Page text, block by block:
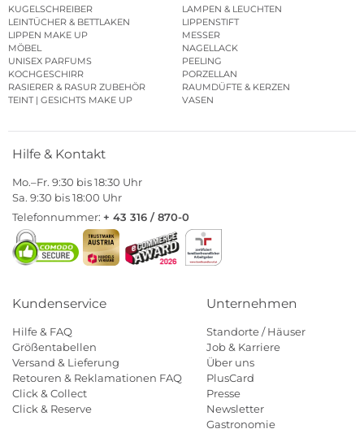
KUGELSCHREIBER
LAMPEN & LEUCHTEN
LEINTÜCHER & BETTLAKEN
LIPPENSTIFT
LIPPEN MAKE UP
MESSER
MÖBEL
NAGELLACK
UNISEX PARFUMS
PEELING
KOCHGESCHIRR
PORZELLAN
RASIERER & RASUR ZUBEHÖR
RAUMDÜFTE & KERZEN
TEINT | GESICHTS MAKE UP
VASEN
Hilfe & Kontakt
Mo.–Fr. 9:30 bis 18:30 Uhr
Sa. 9:30 bis 18:00 Uhr
Telefonnummer: + 43 316 / 870-0
Kundenservice
Hilfe & FAQ
Größentabellen
Versand & Lieferung
Retouren & Reklamationen FAQ
Click & Collect
Click & Reserve
Unternehmen
Standorte / Häuser
Job & Karriere
Über uns
PlusCard
Presse
Newsletter
Gastronomie